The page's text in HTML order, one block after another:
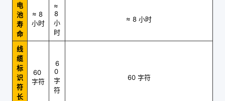
电
池
寿
命
≈ 8
小时
≈
8
小
时
≈ 8 小时
线
缆
标
识
符
长
60
字符
6
0
字
符
60 字符